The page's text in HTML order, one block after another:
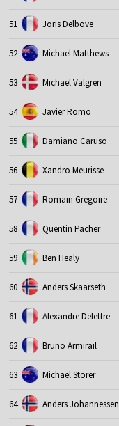
51 Joris Delbove
52 Michael Matthews
53 Michael Valgren
54 Javier Romo
55 Damiano Caruso
56 Xandro Meurisse
57 Romain Gregoire
58 Quentin Pacher
59 Ben Healy
60 Anders Skaarseth
61 Alexandre Delettre
62 Bruno Armirail
63 Michael Storer
64 Anders Johannessen